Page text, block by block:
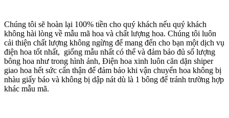
Chúng tôi sẽ hoàn lại 100% tiền cho quý khách nếu quý khách
không hài lòng về mẫu mã hoa và chất lượng hoa. Chúng tôi luôn
cải thiện chất lượng không ngừng để mang đến cho bạn một dịch vụ
điện hoa tốt nhất, giống mẫu nhất có thể và đảm bảo đủ số lượng
bông hoa như trong hình ảnh, Điện hoa xinh luôn căn dặn shiper
giao hoa hết sức cẩn thận để đảm bảo khi vận chuyển hoa không bị
nhàu giấy báo và không bị dập nát dù là 1 bông để tránh trường hợp
khác mẫu mã.